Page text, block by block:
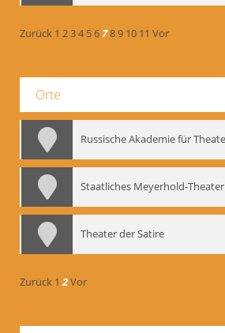
Zurück 1 234 56789 10 11 Vor
Orte
Staatliches Meyerhold-Theater
Theater der Satire
Zurück 1 2Vor